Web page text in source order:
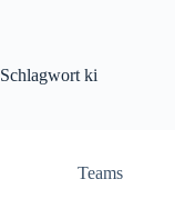
Schlagwort ki
Teams